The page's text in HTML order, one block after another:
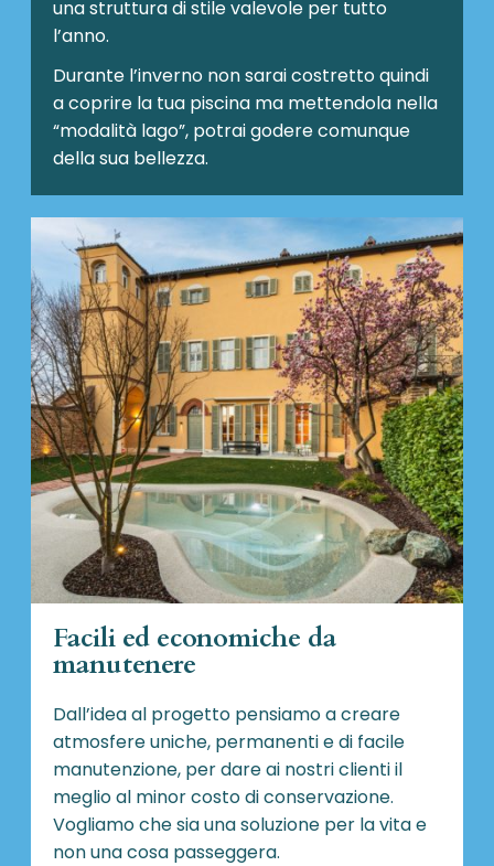
una struttura di stile valevole per tutto
l’anno.
Durante l’inverno non sarai costretto quindi
a coprire la tua piscina ma mettendola nella
“modalità lago”, potrai godere comunque
della sua bellezza.
Facili ed economiche da
manutenere
Dall’idea al progetto pensiamo a creare
atmosfere uniche, permanenti e di facile
manutenzione, per dare ai nostri clienti il
meglio al minor costo di conservazione.
Vogliamo che sia una soluzione per la vita e
non una cosa passeggera.